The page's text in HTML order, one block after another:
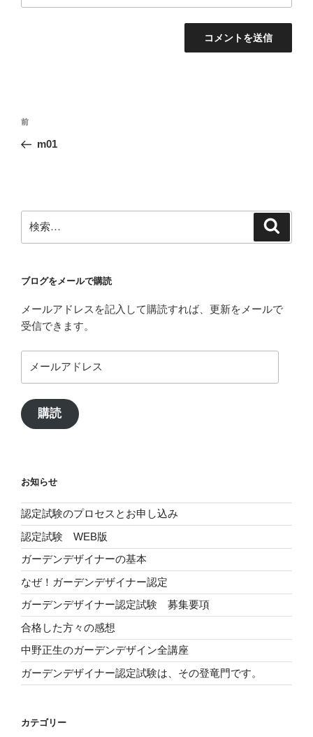
投
ナ
ー
シ
前
の
前
m01
索:
ブログをメールで購読
メールアドレスを記入して購読すれば、更新をメールで
受信できます。
ー
ア
ド
購読
お知らせ
認定試験のプロセスとお申し込み
認定試験 WEB版
ガーデンデザイナーの基本
なぜ！ガーデンデザイナー認定
ガーデンデザイナー認定試験 募集要項
合格した方々の感想
中野正生のガーデンデザイン全講座
ガーデンデザイナー認定試験は、その登竜門です。
カテゴリー